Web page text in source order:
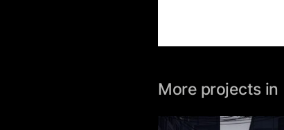
More projects in